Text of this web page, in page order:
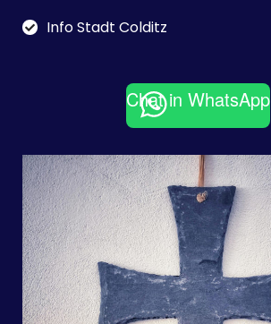
Info Stadt Colditz
Chat in WhatsApp